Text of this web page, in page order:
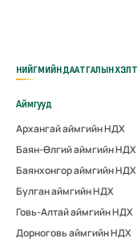
НИЙГМИЙН ДААТГАЛЫН
Аймгууд
Архангай аймгийн НДХ
Баян-Өлгий аймгийн НДХ
Баянхонгор аймгийн НДХ
Булган аймгийн НДХ
Говь-Алтай аймгийн НДХ
Дорноговь аймгийн НДХ